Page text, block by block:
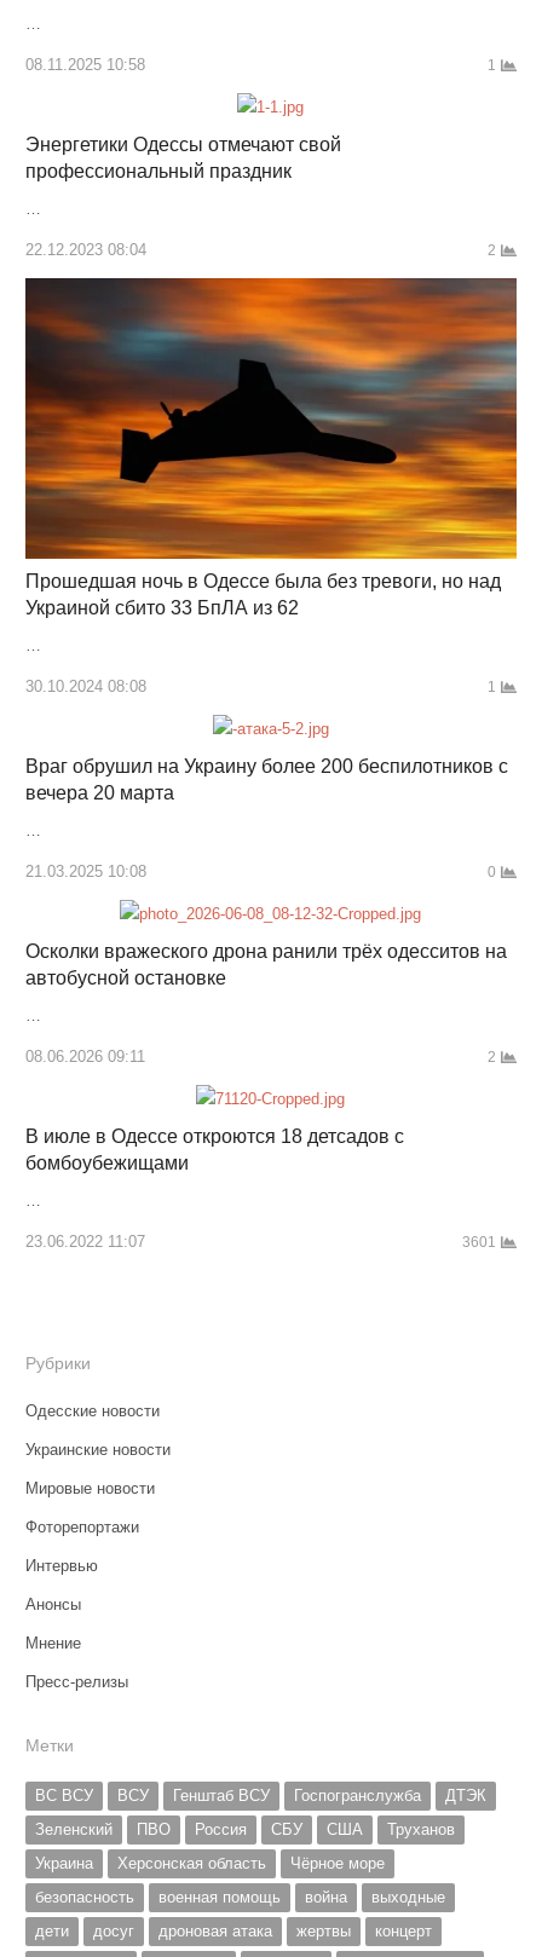
…
08.11.2025 10:58 1
Энергетики Одессы отмечают свой
профессиональный праздник
…
22.12.2023 08:04 2
Прошедшая ночь в Одессе была без тревоги, но над
Украиной сбито 33 БпЛА из 62
…
30.10.2024 08:08 1
Враг обрушил на Украину более 200 беспилотников с
вечера 20 марта
…
21.03.2025 10:08 0
Осколки вражеского дрона ранили трёх одесситов на
автобусной остановке
08.06.2026 09:11 2
В июле в Одессе откроются 18 детсадов с
бомбоубежищами
23.06.2022 11:07 3601
Рубрики
Одесские новости
Украинские новости
Мировые новости
Фоторепортажи
Интервью
Анонсы
Мнение
Пресс-релизы
Метки
ВС ВСУ ВСУ Генштаб ВСУ Госпогранслужба
ДТЭК
Зеленский
ПВО Россия СБУ США
Труханов
Украина
Херсонская область
Чёрное море
безопасность
военная помощь война
выходные
дети
досуг дроновая атака жертвы
концерт